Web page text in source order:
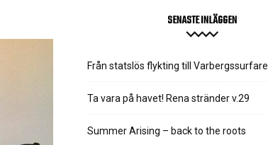
SENASTE INLÄGGEN
Från statslös flykting till Varbergssurfare
Ta vara på havet! Rena stränder v.29
Summer Arising – back to the roots